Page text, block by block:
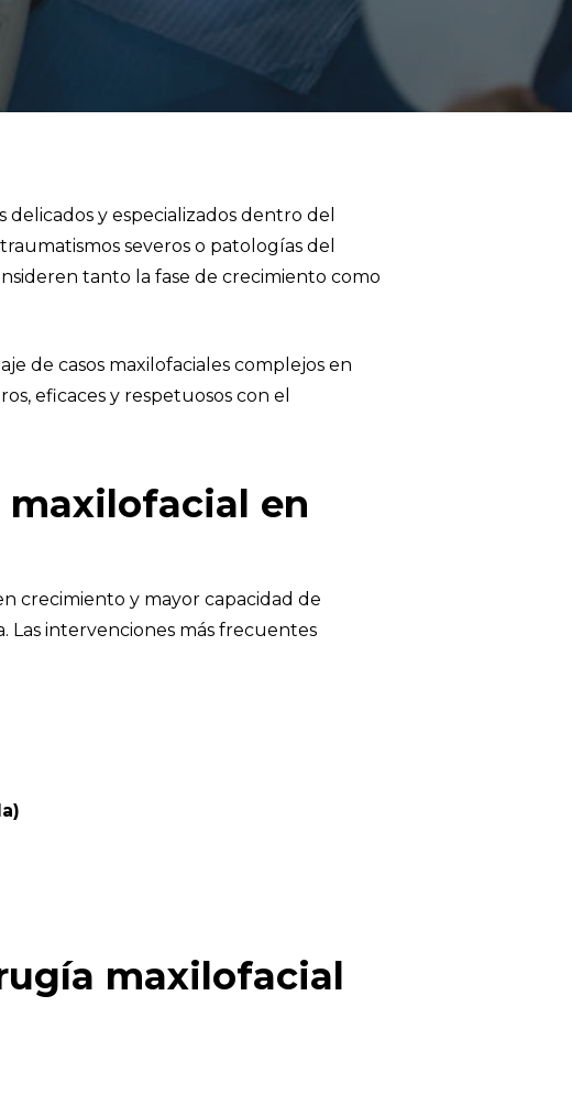
y especializados dentro del
severos o patologías del
tanto la fase de crecimiento como
de casos maxilofaciales complejos en
eficaces y respetuosos con el
en
crecimiento y mayor capacidad de
intervenciones más frecuentes
maxilofacial